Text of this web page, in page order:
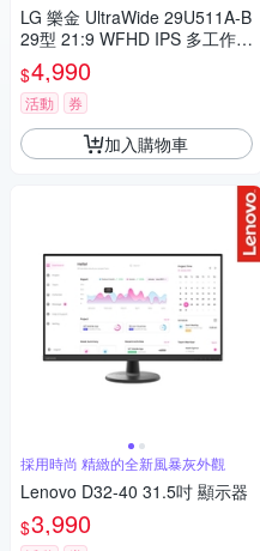
LG 樂金 UltraWide 29U511A-B
29型 21:9 WFHD IPS 多工作業
螢幕
$4,990
活動 券
加入購物車
採用時尚 精緻的全新風暴灰外觀
Lenovo D32-40 31.5吋 顯示器
$3,990